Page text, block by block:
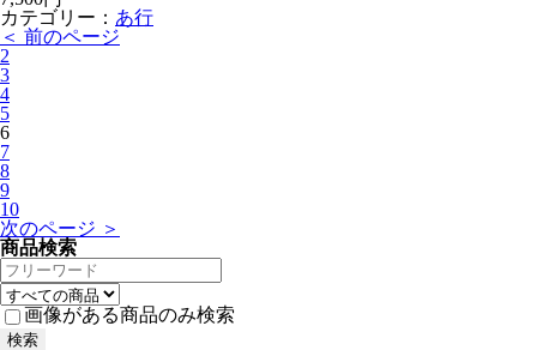
カテゴリー： あ行
＜ 前のページ
2
3
4
5
6
7
8
9
10
次のページ ＞
商品検索
画像がある商品のみ検索